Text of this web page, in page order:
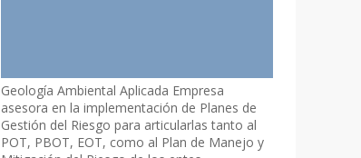
Geología Ambiental Aplicada Empresa
asesora en la implementación de Planes de
Gestión del Riesgo para articularlas tanto al
POT, PBOT, EOT, como al Plan de Manejo y